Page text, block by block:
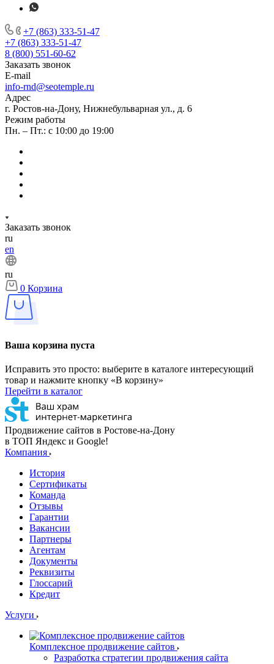
+7 (863) 333-51-47
+7 (863) 333-51-47
8 (800) 551-60-62
Заказать звонок
E-mail
info-rnd@seotemple.ru
Адрес
г. Ростов-на-Дону, Нижнебульварная ул., д. 6
Режим работы
Пн. – Пт.: с 10:00 до 19:00
Заказать звонок
ru
en
ru
0 Корзина
Ваша корзина пуста
Исправить это просто: выберите в каталоге интересующий
товар и нажмите кнопку «В корзину»
Перейти в каталог
Продвижение сайтов в Ростове-на-Дону
в ТОП Яндекс и Google!
Компания
История
Сертификаты
Команда
Отзывы
Гарантии
Вакансии
Партнеры
Агентам
Документы
Реквизиты
Глоссарий
Кредит
Услуги
Комплексное продвижение сайтов
Разработка стратегии продвижения сайта